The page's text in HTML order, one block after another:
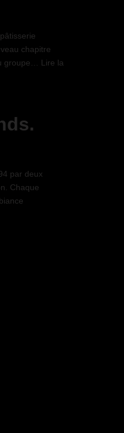
chapitre
groupe… Lire la
par deux
Chaque